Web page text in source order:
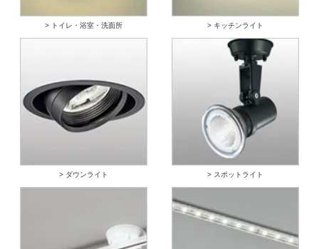
> トイレ・浴室・洗面所 > キッチンライト
> ダウンライト > スポットライト